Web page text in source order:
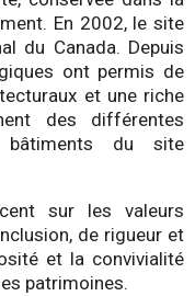
En 2002, le site
du Canada. Depuis
ont permis de
et une riche
des différentes
bâtiments du site
sur les valeurs
de rigueur et
et la convivialité
patrimoines.